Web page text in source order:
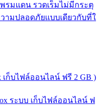
รมแดน รวดเร็มไม่มีกระตุ
มปลอดภัยแบบเดียวกับที่ใ
เก็บไฟล์ออนไลน์ ฟรี 2 GB )
ระบบ เก็บไฟล์ออนไลน์ ฟ